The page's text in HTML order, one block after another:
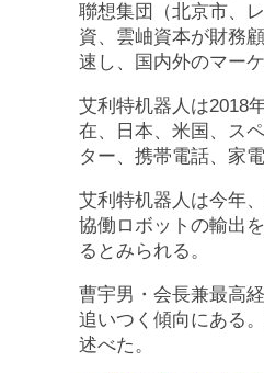
聯想集団（北京市、
資、雲岫資本が財務
速し、国内外のマー
艾利特机器人は2018
在、日本、米国、ス
ター、携帯電話、家
艾利特机器人は今年
協働ロボットの輸出
るとみられる。
曹宇男・会長兼最高
追いつく傾向にある
述べた。